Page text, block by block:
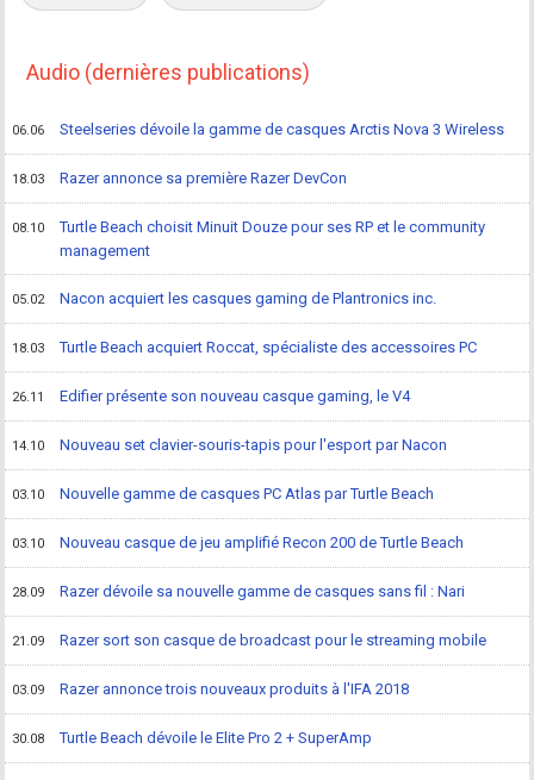
Audio (dernières publications)
06.06 Steelseries dévoile la gamme de casques Arctis Nova 3 Wireless
18.03 Razer annonce sa première Razer DevCon
08.10
Turtle Beach choisit Minuit Douze pour ses RP et le community
management
05.02 Nacon acquiert les casques gaming de Plantronics inc.
18.03 Turtle Beach acquiert Roccat, spécialiste des accessoires PC
26.11 Edifier présente son nouveau casque gaming, le V4
14.10 Nouveau set clavier-souris-tapis pour l'esport par Nacon
03.10 Nouvelle gamme de casques PC Atlas par Turtle Beach
03.10 Nouveau casque de jeu amplifié Recon 200 de Turtle Beach
28.09 Razer dévoile sa nouvelle gamme de casques sans fil : Nari
21.09 Razer sort son casque de broadcast pour le streaming mobile
03.09 Razer annonce trois nouveaux produits à l'IFA 2018
30.08 Turtle Beach dévoile le Elite Pro 2 + SuperAmp